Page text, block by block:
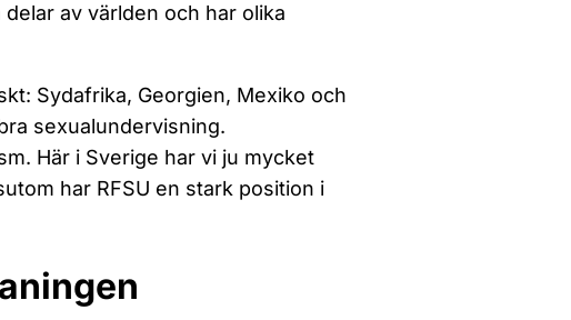
av världen och har olika
Sydafrika, Georgien, Mexiko och
sexualundervisning.
Här i Sverige har vi ju mycket
har RFSU en stark position i